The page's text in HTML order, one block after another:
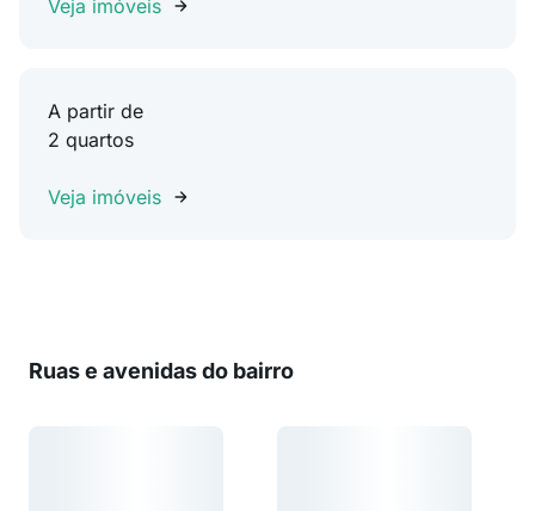
Veja imóveis
A partir de
2 quartos
Veja imóveis
Ruas e avenidas do bairro